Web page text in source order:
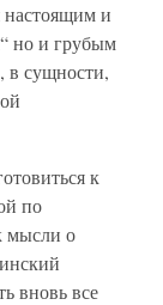
настоящим и
но и грубым
в сущности,
к
по
мысли о
вновь все